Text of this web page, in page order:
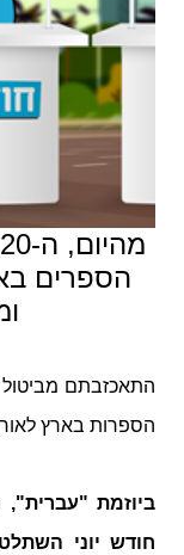
הספרים
התאכזבתם
הספרות בארץ
ביוזמת "עברית",
חודש יוני